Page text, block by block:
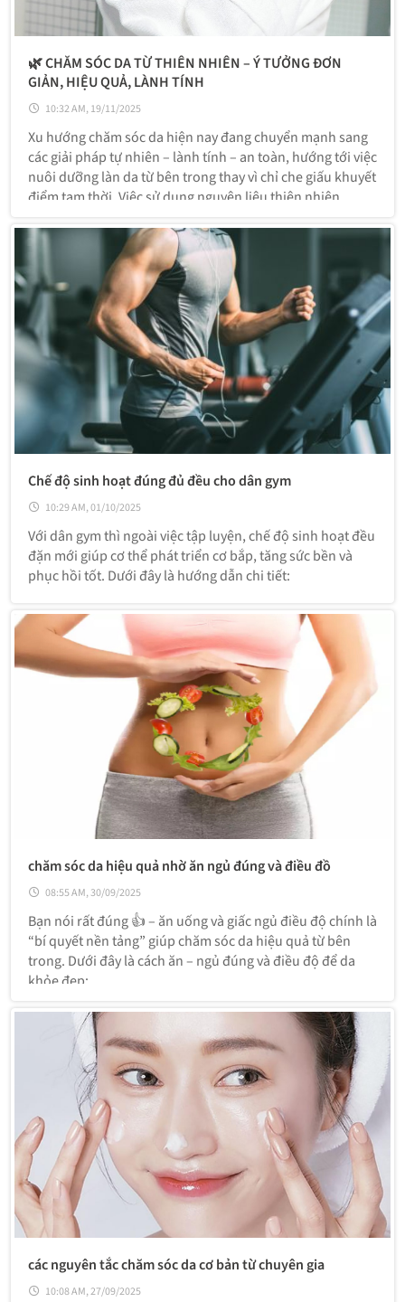
🌿 CHĂM SÓC DA TỪ THIÊN NHIÊN – Ý TƯỞNG ĐƠN
GIẢN, HIỆU QUẢ, LÀNH TÍNH
10:32 AM, 19/11/2025
Xu hướng chăm sóc da hiện nay đang chuyển mạnh sang
các giải pháp tự nhiên – lành tính – an toàn, hướng tới việc
nuôi dưỡng làn da từ bên trong thay vì chỉ che giấu khuyết
điểm tạm thời. Việc sử dụng nguyên liệu thiên nhiên
giúp da khỏe hơn theo thời gian.
Chế độ sinh hoạt đúng đủ đều cho dân gym
10:29 AM, 01/10/2025
Với dân gym thì ngoài việc tập luyện, chế độ sinh hoạt đều
đặn mới giúp cơ thể phát triển cơ bắp, tăng sức bền và
phục hồi tốt. Dưới đây là hướng dẫn chi tiết:
chăm sóc da hiệu quả nhờ ăn ngủ đúng và điều đồ
08:55 AM, 30/09/2025
Bạn nói rất đúng 👍 – ăn uống và giấc ngủ điều độ chính là
“bí quyết nền tảng” giúp chăm sóc da hiệu quả từ bên
trong. Dưới đây là cách ăn – ngủ đúng và điều độ để da
khỏe đẹp:
các nguyên tắc chăm sóc da cơ bản từ chuyên gia
10:08 AM, 27/09/2025